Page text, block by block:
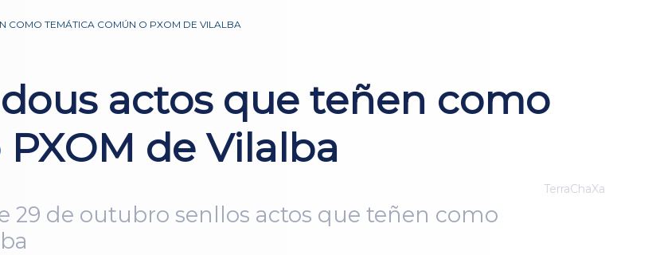
COMO TEMÁTICA COMÚN O PXOM DE VILALBA
actos que teñen como
de Vilalba
TerraChaXa
29 de outubro senllos actos que teñen como